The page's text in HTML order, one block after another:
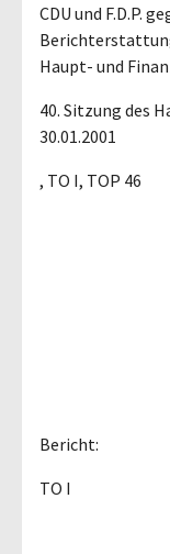
CDU und F.D.P.
Haupt- und
40. Sitzung des
30.01.2001
, TO I, TOP 46
Bericht:
TO I